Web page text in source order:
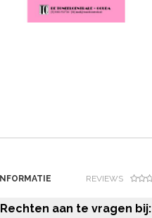
INFORMATIE REVIEWS
Rechten aan te vragen bij: